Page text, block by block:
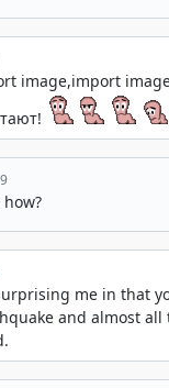
image,import
me in that
and almost all